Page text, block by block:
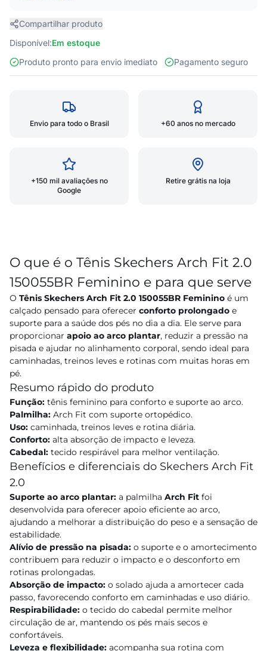
Compartilhar produto
Disponível:Em estoque
Produto pronto para envio imediato
Pagamento seguro
Envio para todo o Brasil +60 anos no mercado
+150 mil avaliações no
Google
Retire grátis na loja
O que é o Tênis Skechers Arch Fit 2.0
150055BR Feminino e para que serve
O Tênis Skechers Arch Fit 2.0 150055BR Feminino é um
calçado pensado para oferecer conforto prolongado e
suporte para a saúde dos pés no dia a dia. Ele serve para
proporcionar apoio ao arco plantar, reduzir a pressão na
pisada e ajudar no alinhamento corporal, sendo ideal para
caminhadas, treinos leves e rotinas com muitas horas em
pé.
Resumo rápido do produto
Função: tênis feminino para conforto e suporte ao arco.
Palmilha: Arch Fit com suporte ortopédico.
Uso: caminhada, treinos leves e rotina diária.
Conforto: alta absorção de impacto e leveza.
Cabedal: tecido respirável para melhor ventilação.
Benefícios e diferenciais do Skechers Arch Fit
2.0
Suporte ao arco plantar: a palmilha Arch Fit foi
desenvolvida para oferecer apoio eficiente ao arco,
ajudando a melhorar a distribuição do peso e a sensação de
estabilidade.
Alívio de pressão na pisada: o suporte e o amortecimento
contribuem para reduzir o impacto e o desconforto em
rotinas prolongadas.
Absorção de impacto: o solado ajuda a amortecer cada
passo, favorecendo conforto em caminhadas e uso diário.
Respirabilidade: o tecido do cabedal permite melhor
circulação de ar, mantendo os pés mais secos e
confortáveis.
Leveza e flexibilidade: acompanha sua rotina com